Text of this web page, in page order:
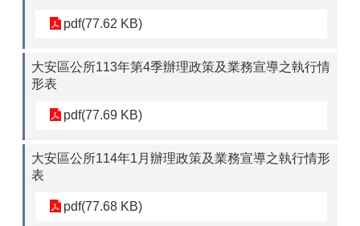
pdf(77.62 KB)
大安區公所113年第4季辦理政策及業務宣導之執行情
形表
pdf(77.69 KB)
大安區公所114年1月辦理政策及業務宣導之執行情形
表
pdf(77.68 KB)